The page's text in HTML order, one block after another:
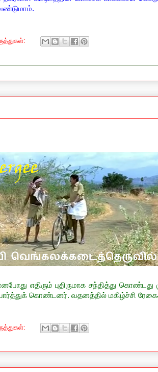
எதிரும் புதிருமாக சந்தித்து
கொண்டனர். வதனத்தில் மகிழ்ச்சி